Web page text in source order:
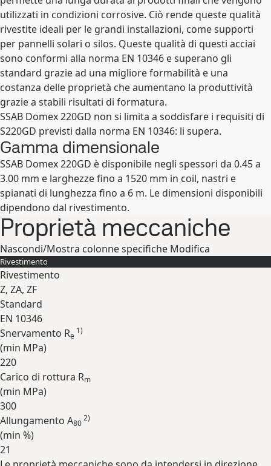
utilizzati in condizioni corrosive. Ciò rende queste qualità
rivestite ideali per le grandi installazioni, come supporti
per pannelli solari o silos. Queste qualità di questi acciai
sono conformi alla norma EN 10346 e superano gli
standard grazie ad una migliore formabilità e una
costanza delle proprietà che aumentano la produttività
grazie a stabili risultati di formatura.
SSAB Domex 220GD non si limita a soddisfare i requisiti di
S220GD previsti dalla norma EN 10346: li supera.
Gamma dimensionale
SSAB Domex 220GD è disponibile negli spessori da 0.45 a
3.00 mm e larghezze fino a 1520 mm in coil, nastri e
spianati di lunghezza fino a 6 m. Le dimensioni disponibili
dipendono dal rivestimento.
Proprietà meccaniche
Nascondi/Mostra colonne specifiche Modifica
Rivestimento
Rivestimento
Z, ZA, ZF
Standard
EN 10346
Snervamento Re
1)
(min MPa)
220
Carico di rottura Rm
(min MPa)
300
Allungamento A80
2)
(min %)
21